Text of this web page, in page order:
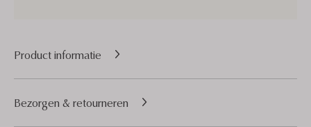
Product informatie
Bezorgen & retourneren